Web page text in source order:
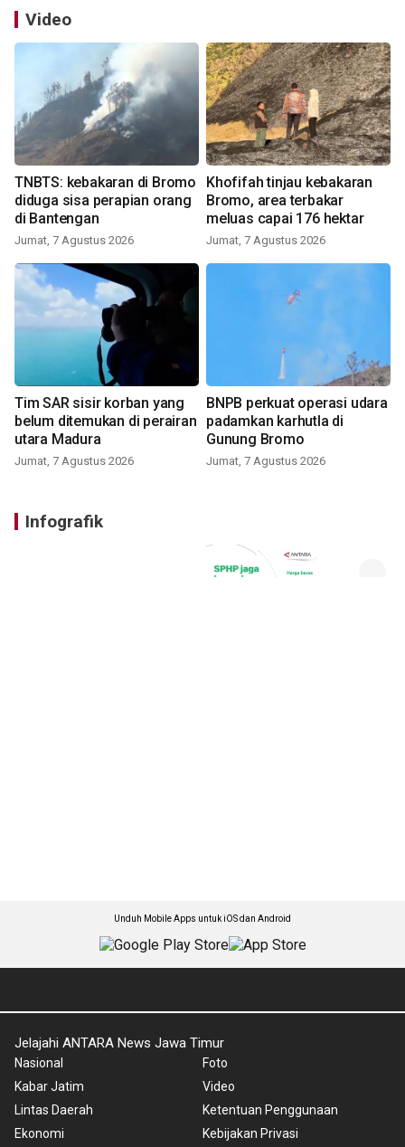
Video
TNBTS: kebakaran di Bromo
diduga sisa perapian orang
di Bantengan
Jumat, 7 Agustus 2026
Khofifah tinjau kebakaran
Bromo, area terbakar
meluas capai 176 hektar
Jumat, 7 Agustus 2026
Tim SAR sisir korban yang
belum ditemukan di perairan
utara Madura
Jumat, 7 Agustus 2026
BNPB perkuat operasi udara
padamkan karhutla di
Gunung Bromo
Jumat, 7 Agustus 2026
Infografik
Unduh Mobile Apps untuk iOS dan Android
Jelajahi ANTARA News Jawa Timur
Nasional
Kabar Jatim
Lintas Daerah
Ekonomi
Foto
Video
Ketentuan Penggunaan
Kebijakan Privasi